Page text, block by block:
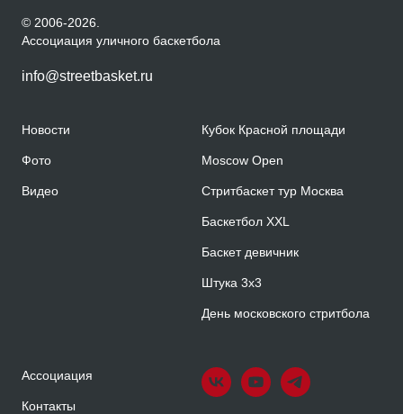
© 2006-2026.
Ассоциация уличного баскетбола
info@streetbasket.ru
Новости
Фото
Видео
Кубок Красной площади
Moscow Open
Стритбаскет тур Москва
Баскетбол XXL
Баскет девичник
Штука 3х3
День московского стритбола
Ассоциация
Контакты